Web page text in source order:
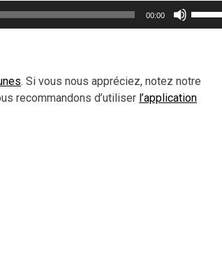
00:00
. Si vous nous appréciez, notez notre
recommandons d’utiliser l’application